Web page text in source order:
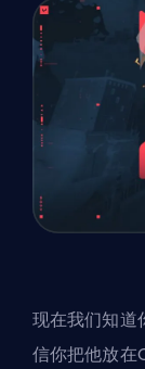
现在我们知
信你把他放在